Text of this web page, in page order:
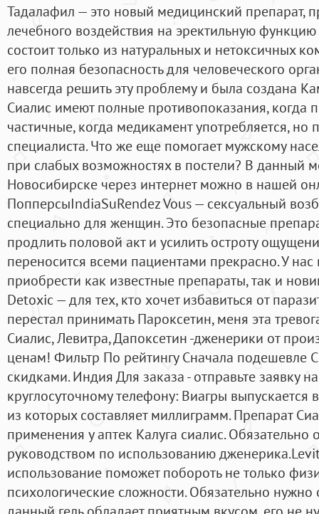
Тадалафил — это новый медицинский препарат,
лечебного воздействия на эректильную
состоит только из натуральных и нетоксичных
его полная безопасность для человеческого
навсегда решить эту проблему и была создана
Сиалис имеют полные противопоказания, когда
частичные, когда медикамент употребляется,
специалиста. Что же еще помогает мужскому
при слабых возможностях в постели? В данный
Новосибирске через интернет можно в нашей
ПопперсыIndiaSuRendez Vous — сексуальный
специально для женщин. Это безопасные
продлить половой акт и усилить остроту
переносится всеми пациентами прекрасно. У
приобрести как известные препараты, так и
Detoxic — для тех, кто хочет избавиться от
перестал принимать Пароксетин, меня эта
Сиалис, Левитра, Дапоксетин -дженерики от
ценам! Фильтр По рейтингу Сначала подешевле
скидками. Индия Для заказа - отправьте заявку
круглосуточному телефону: Виагры выпускается
из которых составляет миллиграмм. Препарат
применения у аптек Калуга сиалис.
руководством по использованию
использование поможет побороть не только
психологические сложности. Обязательно нужно